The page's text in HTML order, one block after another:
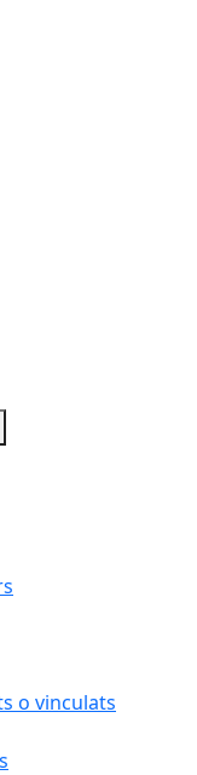
o vinculats